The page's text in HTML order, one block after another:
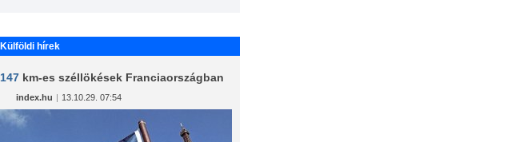
Külföldi hírek
147 km-es széllökések Franciaországban
index.hu | 13.10.29. 07:54